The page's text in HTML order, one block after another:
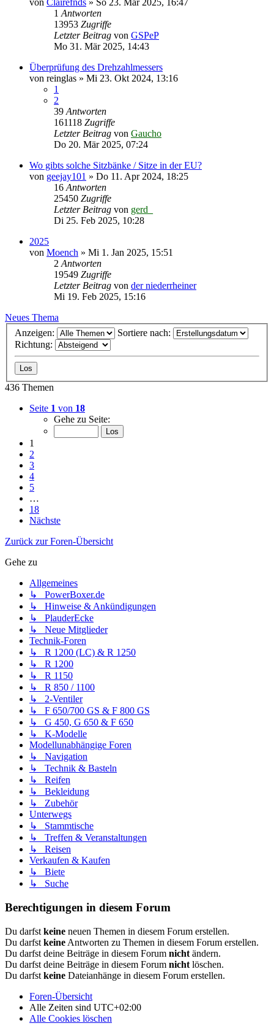
1 Antworten
13953 Zugriffe
Letzter Beitrag von GSPeP
Mo 31. Mär 2025, 14:43
Überprüfung des Drehzahlmessers
von reinglas » Mi 23. Okt 2024, 13:16
1
2
39 Antworten
161118 Zugriffe
Letzter Beitrag von Gaucho
Do 20. Mär 2025, 07:24
Wo gibts solche Sitzbänke / Sitze in der EU?
von geejay101 » Do 11. Apr 2024, 18:25
16 Antworten
25450 Zugriffe
Letzter Beitrag von gerd_
Di 25. Feb 2025, 10:28
2025
von Moench » Mi 1. Jan 2025, 15:51
2 Antworten
19549 Zugriffe
Letzter Beitrag von der niederrheiner
Mi 19. Feb 2025, 15:16
Neues Thema
Anzeigen:
Sortiere nach:
Richtung:
436 Themen
Seite 1 von 18
Gehe zu Seite:
1
2
3
4
5
…
18
Nächste
Zurück zur Foren-Übersicht
Gehe zu
Allgemeines
↳ PowerBoxer.de
↳ Hinweise & Ankündigungen
↳ PlauderEcke
↳ Neue Mitglieder
Technik-Foren
↳ R 1200 (LC) & R 1250
↳ R 1200
↳ R 1150
↳ R 850 / 1100
↳ 2-Ventiler
↳ F 650/700 GS & F 800 GS
↳ G 450, G 650 & F 650
↳ K-Modelle
Modellunabhängige Foren
↳ Navigation
↳ Technik & Basteln
↳ Reifen
↳ Bekleidung
↳ Zubehör
Unterwegs
↳ Stammtische
↳ Treffen & Veranstaltungen
↳ Reisen
Verkaufen & Kaufen
↳ Biete
↳ Suche
Berechtigungen in diesem Forum
Du darfst keine neuen Themen in diesem Forum erstellen.
Du darfst keine Antworten zu Themen in diesem Forum erstellen.
Du darfst deine Beiträge in diesem Forum nicht ändern.
Du darfst deine Beiträge in diesem Forum nicht löschen.
Du darfst keine Dateianhänge in diesem Forum erstellen.
Foren-Übersicht
Alle Zeiten sind UTC+02:00
Alle Cookies löschen